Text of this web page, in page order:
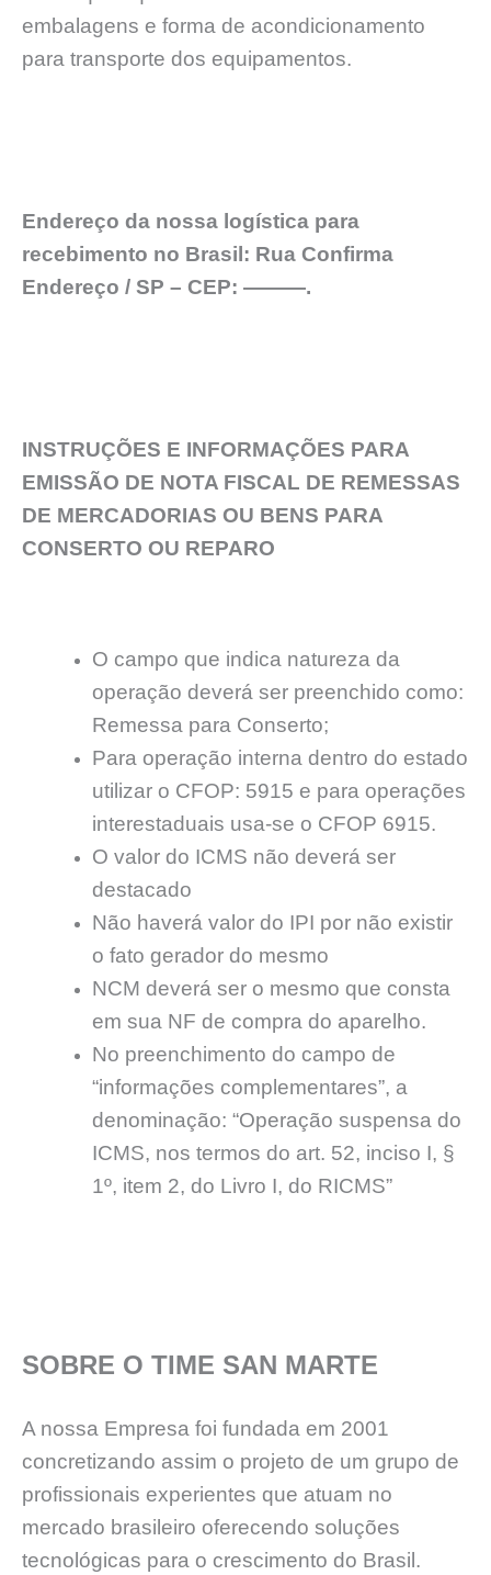
embalagens e forma de acondicionamento
para transporte dos equipamentos.
Endereço da nossa logística para
recebimento no Brasil: Rua Confirma
Endereço / SP – CEP: ———.
INSTRUÇÕES E INFORMAÇÕES PARA
EMISSÃO DE NOTA FISCAL DE REMESSAS
DE MERCADORIAS OU BENS PARA
CONSERTO OU REPARO
O campo que indica natureza da
operação deverá ser preenchido como:
Remessa para Conserto;
Para operação interna dentro do estado
utilizar o CFOP: 5915 e para operações
interestaduais usa-se o CFOP 6915.
O valor do ICMS não deverá ser
destacado
Não haverá valor do IPI por não existir
o fato gerador do mesmo
NCM deverá ser o mesmo que consta
em sua NF de compra do aparelho.
No preenchimento do campo de
“informações complementares”, a
denominação: “Operação suspensa do
ICMS, nos termos do art. 52, inciso I, §
1º, item 2, do Livro I, do RICMS”
SOBRE O TIME SAN MARTE
A nossa Empresa foi fundada em 2001
concretizando assim o projeto de um grupo de
profissionais experientes que atuam no
mercado brasileiro oferecendo soluções
tecnológicas para o crescimento do Brasil.